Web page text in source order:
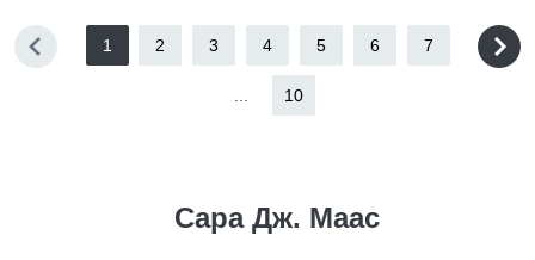
1 2 3 4 5 6 7
10
Сара Дж. Маас